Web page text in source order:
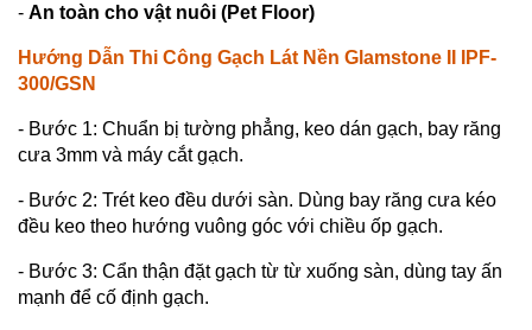
- An toàn cho vật nuôi (Pet Floor)
Hướng Dẫn Thi Công Gạch Lát Nền Glamstone II IPF-
300/GSN
- Bước 1: Chuẩn bị tường phẳng, keo dán gạch, bay răng
cưa 3mm và máy cắt gạch.
- Bước 2: Trét keo đều dưới sàn. Dùng bay răng cưa kéo
đều keo theo hướng vuông góc với chiều ốp gạch.
- Bước 3: Cẩn thận đặt gạch từ từ xuống sàn, dùng tay ấn
mạnh để cố định gạch.